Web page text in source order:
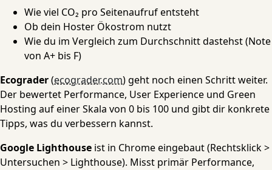
Wie viel CO₂ pro Seitenaufruf entsteht
Ob dein Hoster Ökostrom nutzt
Wie du im Vergleich zum Durchschnitt dastehst (Note
von A+ bis F)
Ecograder(ecograder.com) geht noch einen Schritt weiter.
Der bewertet Performance, User Experience und Green
Hosting auf einer Skala von 0 bis 100 und gibt dir konkrete
Tipps, was du verbessern kannst.
Google Lighthouse ist in Chrome eingebaut (Rechtsklick >
Untersuchen > Lighthouse). Misst primär Performance,